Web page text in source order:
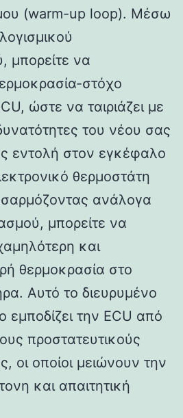
(warm-up loop). Μέσω
μπορείτε να
στόχο
ώστε να ταιριάζει με
του νέου σας
εντολή στον εγκέφαλο
θερμοστάτη
ανάλογα
μπορείτε να
και
θερμοκρασία στο
Αυτό το διευρυμένο
εμποδίζει την ECU από
προστατευτικούς
οι οποίοι μειώνουν την
και απαιτητική